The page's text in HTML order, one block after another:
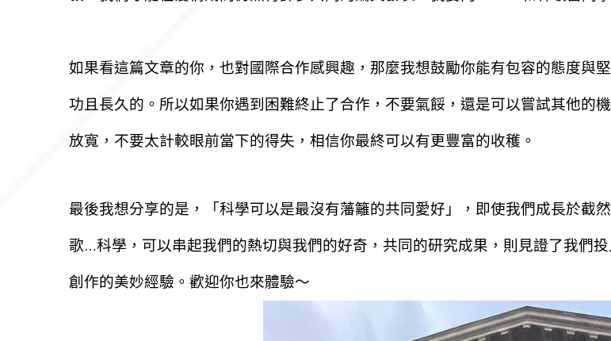
如果看這篇文章的你，也對國際合作感興趣，那麼我想鼓勵你能有包容的態度與
功且長久的。所以如果你遇到困難終止了合作，不要氣餒，還是可以嘗試其他的
放寬，不要太計較眼前當下的得失，相信你最終可以有更豐富的收穫。
最後我想分享的是，「科學可以是最沒有藩籬的共同愛好」，即使我們成長於截
歌…科學，可以串起我們的熱切與我們的好奇，共同的研究成果，則見證了我們
創作的美妙經驗。歡迎你也來體驗～